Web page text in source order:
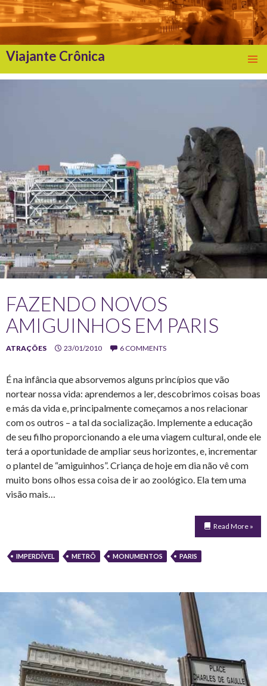
Viajante Crônica
TO
FAZENDO NOVOS
AMIGUINHOS EM PARIS
ATRAÇÕES 23/01/2010 6 COMMENTS
É na infância que absorvemos alguns princípios que vão
nortear nossa vida: aprendemos a ler, descobrimos coisas boas
e más da vida e, principalmente começamos a nos relacionar
com os outros – a tal da socialização. Implemente a educação
de seu filho proporcionando a ele uma viagem cultural, onde ele
terá a oportunidade de ampliar seus horizontes, e, incrementar
o plantel de “amiguinhos”. Criança de hoje em dia não vê com
muito bons olhos essa coisa de ir ao zoológico. Ela tem uma
visão mais…
Read More »
IMPERDÍVEL METRÔ MONUMENTOS PARIS